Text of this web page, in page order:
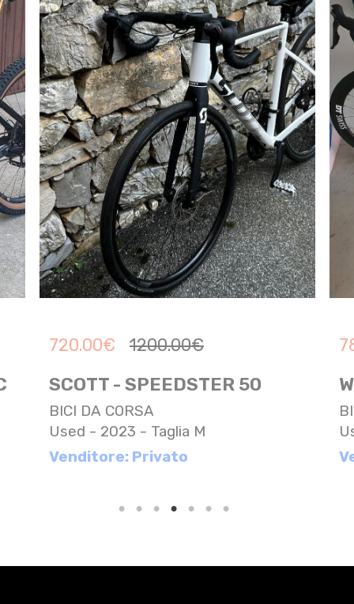
720.00€ 1200.00€
SCOTT - SPEEDSTER 50
BICI DA CORSA
Used - 2023 - Taglia M
Venditore: Privato